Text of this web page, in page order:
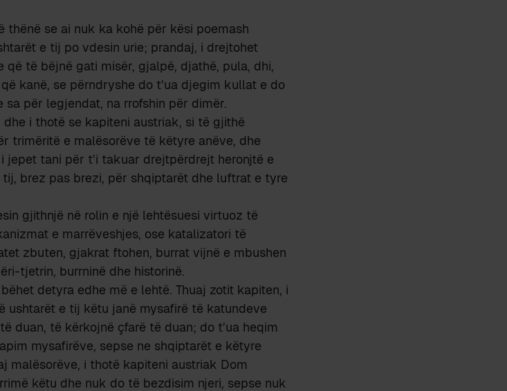
se ai nuk ka kohë për kësi poemash
e tij po vdesin urie; prandaj, i drejtohet
të bëjnë gati misër, gjalpë, djathë, pula, dhi,
kanë, se përndryshe do t’ua djegim kullat e do
sa për legjendat, na rrofshin për dimër.
i thotë se kapiteni austriak, si të gjithë
trimëritë e malësorëve të këtyre anëve, dhe
jepet tani për t’i takuar drejtpërdrejt heronjtë e
brez pas brezi, për shqiptarët dhe luftrat e tyre
gjithnjë në rolin e një lehtësuesi virtuoz të
e marrëveshjes, ose katalizatori të
zbuten, gjakrat ftohen, burrat vijnë e mbushen
tjetrin, burrninë dhe historinë.
detyra edhe më e lehtë. Thuaj zotit kapiten, i
e tij këtu janë mysafirë të katundeve
duan, të kërkojnë çfarë të duan; do t’ua heqim
mysafirëve, sepse ne shqiptarët e këtyre
malësorëve, i thotë kapiteni austriak Dom
këtu dhe nuk do të bezdisim njeri, sepse nuk